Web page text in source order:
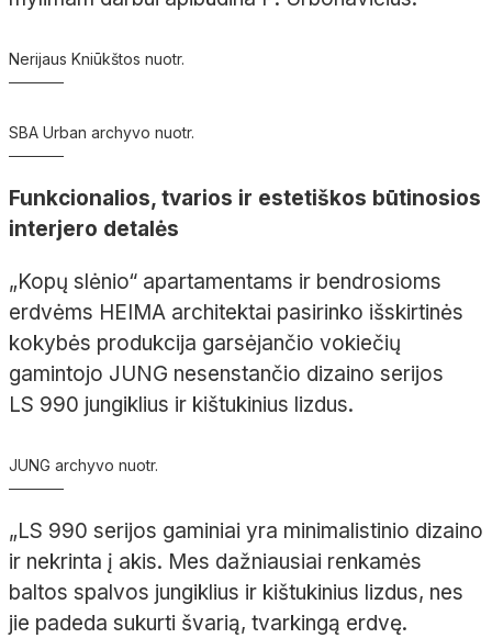
Nerijaus Kniūkštos nuotr.
SBA Urban archyvo nuotr.
Funkcionalios, tvarios ir estetiškos būtinosios
interjero detalės
„Kopų slėnio“ apartamentams ir bendrosioms
erdvėms HEIMA architektai pasirinko išskirtinės
kokybės produkcija garsėjančio vokiečių
gamintojo JUNG nesenstančio dizaino serijos
LS 990 jungiklius ir kištukinius lizdus.
JUNG archyvo nuotr.
„LS 990 serijos gaminiai yra minimalistinio dizaino
ir nekrinta į akis. Mes dažniausiai renkamės
baltos spalvos jungiklius ir kištukinius lizdus, nes
jie padeda sukurti švarią, tvarkingą erdvę.